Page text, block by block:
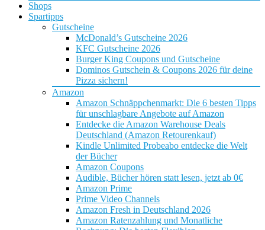
Shops
Spartipps
Gutscheine
McDonald’s Gutscheine 2026
KFC Gutscheine 2026
Burger King Coupons und Gutscheine
Dominos Gutschein & Coupons 2026 für deine
Pizza sichern!
Amazon
Amazon Schnäppchenmarkt: Die 6 besten Tipps
für unschlagbare Angebote auf Amazon
Entdecke die Amazon Warehouse Deals
Deutschland (Amazon Retourenkauf)
Kindle Unlimited Probeabo entdecke die Welt
der Bücher
Amazon Coupons
Audible, Bücher hören statt lesen, jetzt ab 0€
Amazon Prime
Prime Video Channels
Amazon Fresh in Deutschland 2026
Amazon Ratenzahlung und Monatliche